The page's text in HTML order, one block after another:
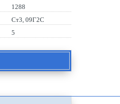
1288
Ст3, 09Г2С
5